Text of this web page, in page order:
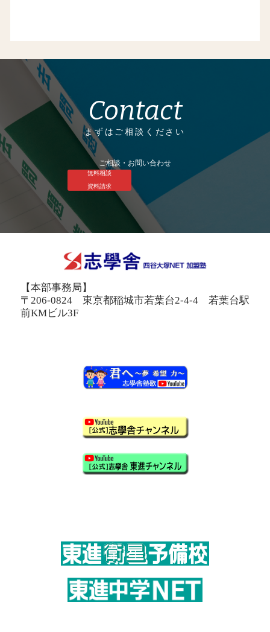
Contact
まずはご相談ください
ご相談・お問い合わせ
無料相談
資料請求
【本部事務局】
〒206-0824 東京都稲城市若葉台2-4-4 若葉台駅
前KMビル3F